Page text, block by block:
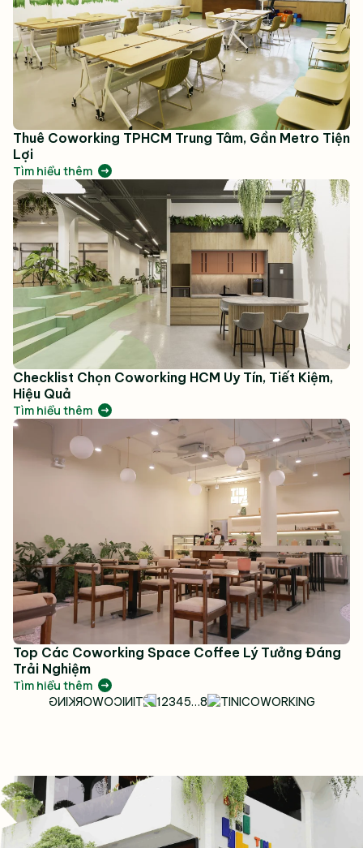
Thuê Coworking TPHCM Trung Tâm, Gần Metro Tiện
Lợi
Tìm hiểu thêm
Checklist Chọn Coworking HCM Uy Tín, Tiết Kiệm,
Hiệu Quả
Tìm hiểu thêm
Top Các Coworking Space Coffee Lý Tưởng Đáng
Trải Nghiệm
Tìm hiểu thêm
12345…8